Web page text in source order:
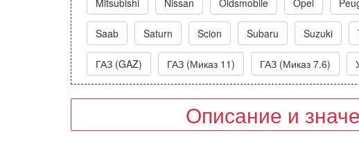
Mitsubishi Nissan Oldsmobile Opel
Saab Saturn Scion Subaru Suzuki
ГАЗ (GAZ) ГАЗ (Миказ 11) ГАЗ (Миказ 7.6)
Описание и